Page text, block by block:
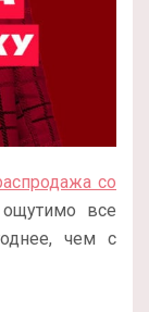
со
все
чем с